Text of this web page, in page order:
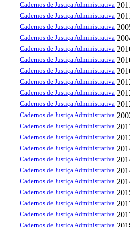
Cadernos de Justiça Administrativa
Cadernos de Justiça Administrativa
Cadernos de Justiça Administrativa
Cadernos de Justiça Administrativa
Cadernos de Justiça Administrativa
Cadernos de Justiça Administrativa
Cadernos de Justiça Administrativa
Cadernos de Justiça Administrativa
Cadernos de Justiça Administrativa
Cadernos de Justiça Administrativa
Cadernos de Justiça Administrativa
Cadernos de Justiça Administrativa
Cadernos de Justiça Administrativa
Cadernos de Justiça Administrativa
Cadernos de Justiça Administrativa
Cadernos de Justiça Administrativa
Cadernos de Justiça Administrativa
Cadernos de Justiça Administrativa
Cadernos de Justiça Administrativa
Cadernos de Justiça Administrativa
Cadernos de Justiça Administrativa